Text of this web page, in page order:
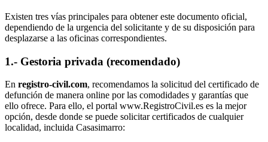
Existen tres vías principales para obtener este documento oficial,
dependiendo de la urgencia del solicitante y de su disposición para
desplazarse a las oficinas correspondientes.
1.- Gestoria privada (recomendado)
En registro-civil.com, recomendamos la solicitud del certificado de
defunción de manera online por las comodidades y garantías que
ello ofrece. Para ello, el portal www.RegistroCivil.es es la mejor
opción, desde donde se puede solicitar certificados de cualquier
localidad, incluida Casasimarro: